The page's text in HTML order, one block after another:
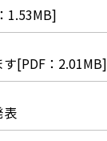
1.53MB]
[PDF：2.01MB]
表